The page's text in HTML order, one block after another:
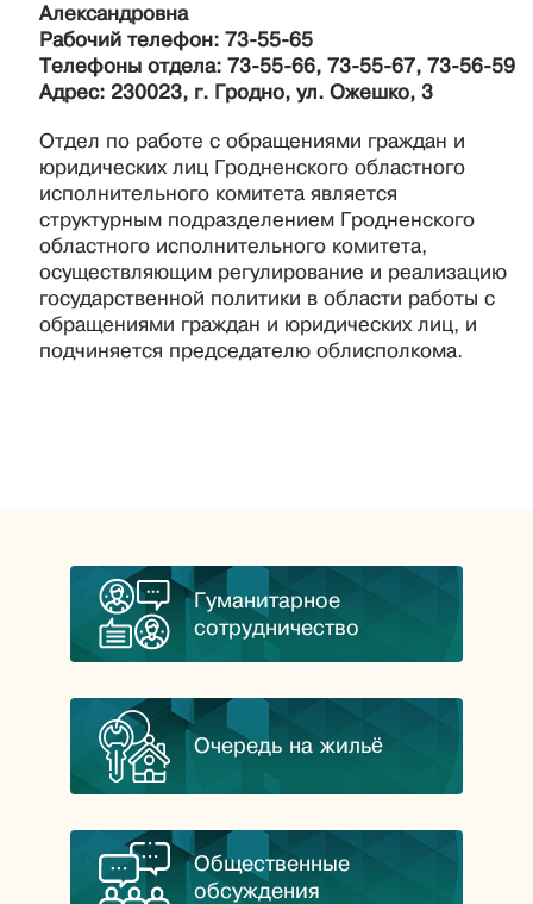
Александровна
Рабочий телефон: 73-55-65
Телефоны отдела: 73-55-66, 73-55-67, 73-56-59
Адрес: 230023, г. Гродно, ул. Ожешко, 3
Отдел по работе с обращениями граждан и
юридических лиц Гродненского областного
исполнительного комитета является
структурным подразделением Гродненского
областного исполнительного комитета,
осуществляющим регулирование и реализацию
государственной политики в области работы с
обращениями граждан и юридических лиц, и
подчиняется председателю облисполкома.
Гуманитарное
сотрудничество
Очередь на жильё
Общественные
обсуждения